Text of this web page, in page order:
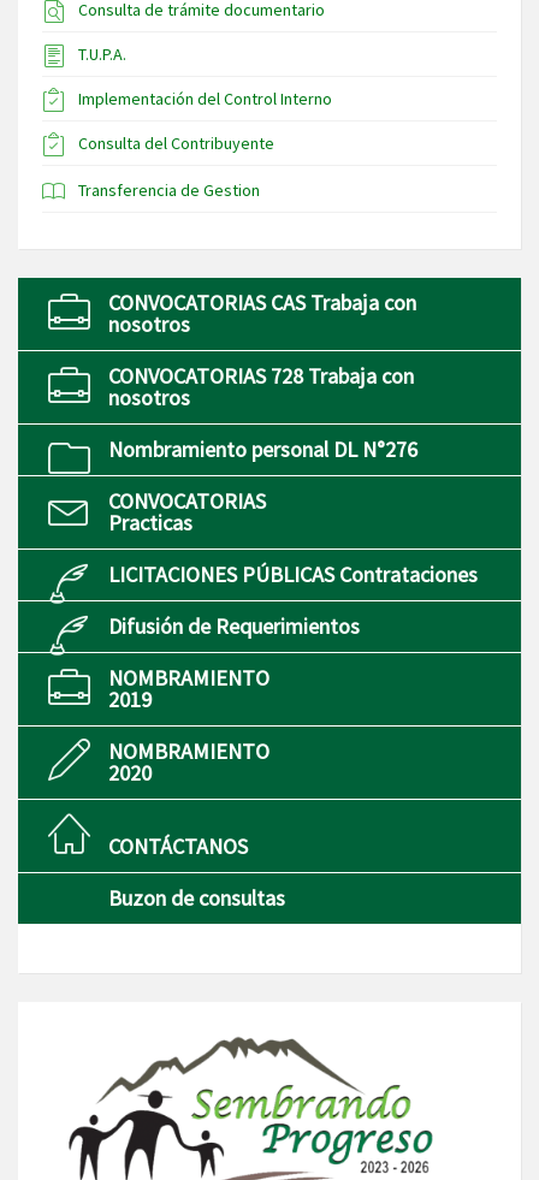
Consulta de trámite documentario
T.U.P.A.
Implementación del Control Interno
Consulta del Contribuyente
Transferencia de Gestion
CONVOCATORIAS CAS Trabaja con
nosotros
CONVOCATORIAS 728 Trabaja con
nosotros
Nombramiento personal DL N°276
CONVOCATORIAS
Practicas
LICITACIONES PÚBLICAS Contrataciones
Difusión de Requerimientos
NOMBRAMIENTO
2019
NOMBRAMIENTO
2020
CONTÁCTANOS
Buzon de consultas